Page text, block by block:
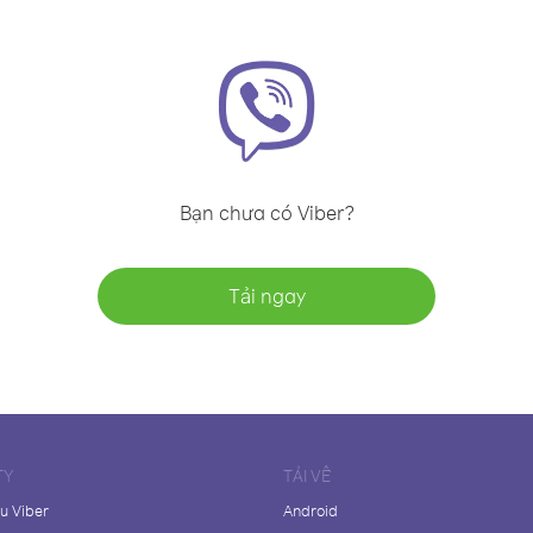
Bạn chưa có Viber?
Tải ngay
Viber
TẢI VỀ
Android